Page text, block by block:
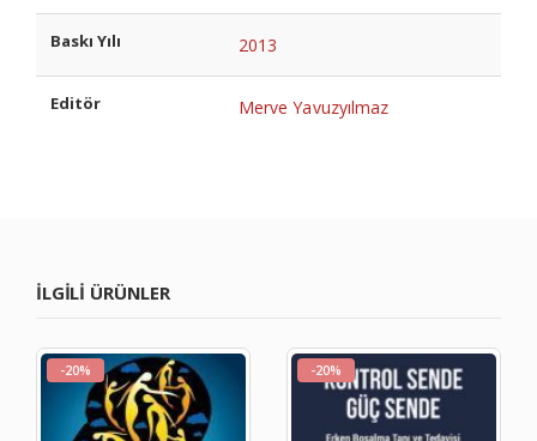
Baskı Yılı 2013
Editör Merve Yavuzyılmaz
ILGILI ÜRÜNLER
-20% -20%